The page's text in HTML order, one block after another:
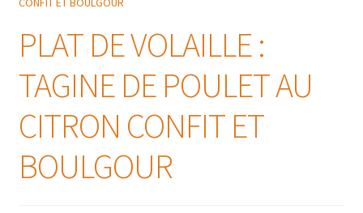
Plat du Jour/ Menu Week end
NOS BOUTIQUES
MON COMPTE
PLAT DE VOLAILLE :
TAGINE DE POULET AU
CITRON CONFIT ET
BOULGOUR